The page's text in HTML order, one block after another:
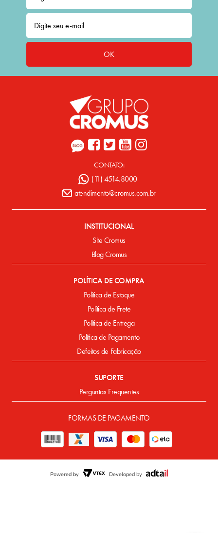
OK
CONTATO:
(11) 4514.8000
atendimento@cromus.com.br
INSTITUCIONAL
Site Cromus
Blog Cromus
POLÍTICA DE COMPRA
Política de Estoque
Política de Frete
Política de Entrega
Política de Pagamento
Defeitos de Fabricação
SUPORTE
Perguntas Frequentes
FORMAS DE PAGAMENTO
Powered by Developed by